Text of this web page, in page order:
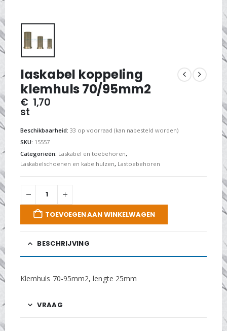
laskabel koppeling
klemhuls 70/95mm2
€ 1,70
st
Beschikbaarheid: 33 op voorraad (kan nabesteld worden)
SKU: 15557
Categorieën: Laskabel en toebehoren,
Laskabelschoenen en kabelhulzen, Lastoebehoren
TOEVOEGEN AAN WINKELWAGEN
BESCHRIJVING
Klemhuls 70-95mm2, lengte 25mm
VRAAG